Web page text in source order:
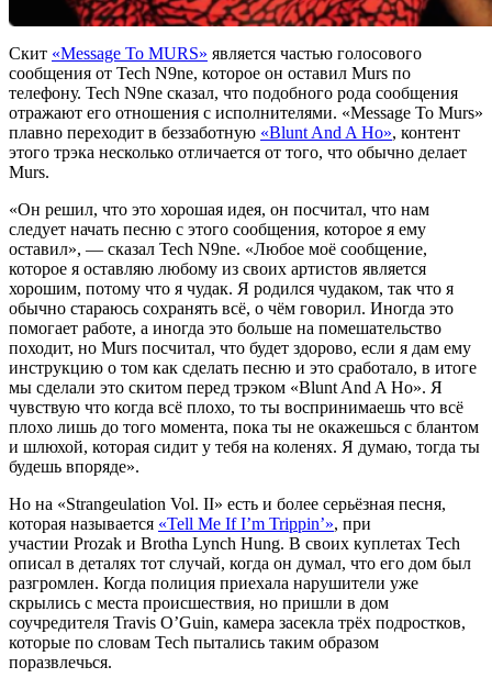
Скит «Message To MURS» является частью голосового
сообщения от Tech N9ne, которое он оставил Murs по
телефону. Tech N9ne сказал, что подобного рода сообщения
отражают его отношения с исполнителями. «Message To Murs»
плавно переходит в беззаботную «Blunt And A Ho», контент
этого трэка несколько отличается от того, что обычно делает
Murs.
«Он решил, что это хорошая идея, он посчитал, что нам
следует начать песню с этого сообщения, которое я ему
оставил», — сказал Tech N9ne. «Любое моё сообщение,
которое я оставляю любому из своих артистов является
хорошим, потому что я чудак. Я родился чудаком, так что я
обычно стараюсь сохранять всё, о чём говорил. Иногда это
помогает работе, а иногда это больше на помешательство
походит, но Murs посчитал, что будет здорово, если я дам ему
инструкцию о том как сделать песню и это сработало, в итоге
мы сделали это скитом перед трэком «Blunt And A Ho». Я
чувствую что когда всё плохо, то ты воспринимаешь что всё
плохо лишь до того момента, пока ты не окажешься с блантом
и шлюхой, которая сидит у тебя на коленях. Я думаю, тогда ты
будешь впоряде».
Но на «Strangeulation Vol. II» есть и более серьёзная песня,
которая называется «Tell Me If I’m Trippin’», при
участии Prozak и Brotha Lynch Hung. В своих куплетах Tech
описал в деталях тот случай, когда он думал, что его дом был
разгромлен. Когда полиция приехала нарушители уже
скрылись с места происшествия, но пришли в дом
соучредителя Travis O’Guin, камера засекла трёх подростков,
которые по словам Tech пытались таким образом
поразвлечься.